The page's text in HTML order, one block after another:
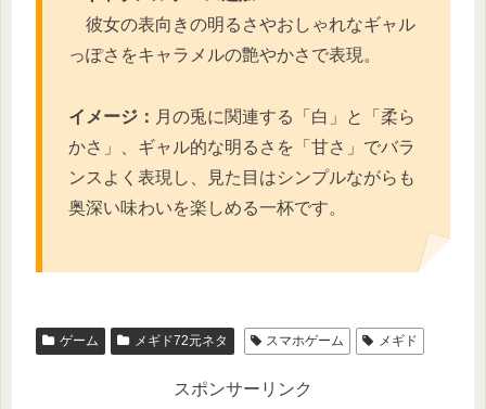
彼女の表向きの明るさやおしゃれなギャル
っぽさをキャラメルの艶やかさで表現。
イメージ： 月の兎に関連する「白」と「柔ら
かさ」、ギャル的な明るさを「甘さ」でバラ
ンスよく表現し、見た目はシンプルながらも
奥深い味わいを楽しめる一杯です。
ゲーム メギド72元ネタ スマホゲーム メギド
スポンサーリンク